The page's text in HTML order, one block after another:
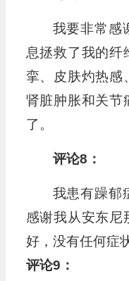
我要非常感
息拯救了我的纤
挛、皮肤灼热感
肾脏肿胀和关节
了。
评论8：
我患有躁郁
感谢我从安东尼
好，没有任何症状
评论9：